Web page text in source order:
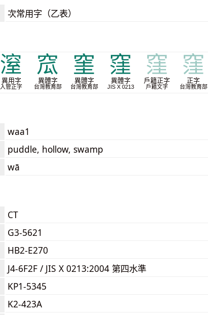
次常用字（乙表）
潌
異用字
入管正字
窊
異體字
台灣教育部
窐
異體字
台灣教育部
窪
異體字
JIS X 0213
窪
戶籍正字
戶籍文字
窪
正字
台灣教育部
waa1
puddle, hollow, swamp
wā
CT
G3-5621
HB2-E270
J4-6F2F / JIS X 0213:2004 第四水準
KP1-5345
K2-423A